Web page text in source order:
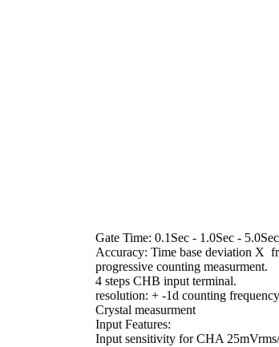
Gate Time: 0.1Sec - 1.0Sec -
Accuracy: Time base deviation X
progressive counting measurment.
4 steps CHB input terminal.
resolution: + -1d counting
Crystal measurment
Input Features:
Input sensitivity for CHA